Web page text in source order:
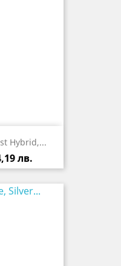
Hybrid,...
лв.